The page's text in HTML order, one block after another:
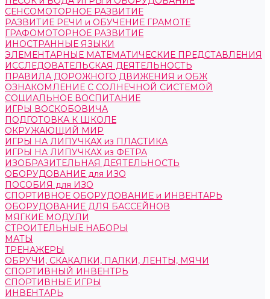
СЕНСОМОТОРНОЕ РАЗВИТИЕ
РАЗВИТИЕ РЕЧИ и ОБУЧЕНИЕ ГРАМОТЕ
ГРАФОМОТОРНОЕ РАЗВИТИЕ
ИНОСТРАННЫЕ ЯЗЫКИ
ЭЛЕМЕНТАРНЫЕ МАТЕМАТИЧЕСКИЕ ПРЕДСТАВЛЕНИЯ
ИССЛЕДОВАТЕЛЬСКАЯ ДЕЯТЕЛЬНОСТЬ
ПРАВИЛА ДОРОЖНОГО ДВИЖЕНИЯ и ОБЖ
ОЗНАКОМЛЕНИЕ С СОЛНЕЧНОЙ СИСТЕМОЙ
СОЦИАЛЬНОЕ ВОСПИТАНИЕ
ИГРЫ ВОСКОБОВИЧА
ПОДГОТОВКА К ШКОЛЕ
ОКРУЖАЮЩИЙ МИР
ИГРЫ НА ЛИПУЧКАХ из ПЛАСТИКА
ИГРЫ НА ЛИПУЧКАХ из ФЕТРА
ИЗОБРАЗИТЕЛЬНАЯ ДЕЯТЕЛЬНОСТЬ
ОБОРУДОВАНИЕ для ИЗО
ПОСОБИЯ для ИЗО
СПОРТИВНОЕ ОБОРУДОВАНИЕ и ИНВЕНТАРЬ
ОБОРУДОВАНИЕ ДЛЯ БАССЕЙНОВ
МЯГКИЕ МОДУЛИ
СТРОИТЕЛЬНЫЕ НАБОРЫ
МАТЫ
ТРЕНАЖЕРЫ
ОБРУЧИ, СКАКАЛКИ, ПАЛКИ, ЛЕНТЫ, МЯЧИ
СПОРТИВНЫЙ ИНВЕНТРЬ
СПОРТИВНЫЕ ИГРЫ
ИНВЕНТАРЬ